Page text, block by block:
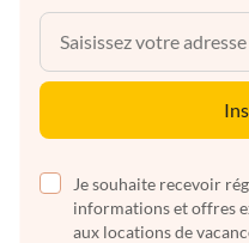
Je souhaite recevoir
informations et offres
aux locations de